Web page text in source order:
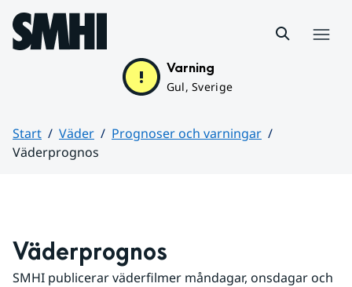
Hoppa till sidans innehåll
Varning
Gul, Sverige
Start Väder
Prognoser och varningar
Väderprognos
Väderprognos
SMHI publicerar väderfilmer måndagar, onsdagar och